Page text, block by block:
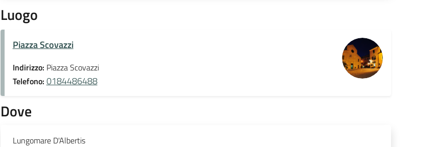
Luogo
Piazza Scovazzi
Indirizzo: Piazza Scovazzi
Telefono: 0184486488
Dove
Lungomare D'Albertis